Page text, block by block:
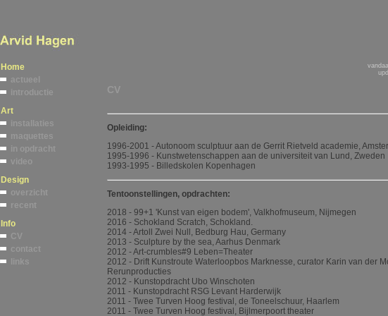
Home
actueel
introductie
Art
installaties
maquettes
in opdracht
video
Design
overzicht
recent
Info
CV
contact
links
CV
Opleiding:
1996-2001 - Autonoom sculptuur aan de Gerrit Rietveld academie,
1995-1996 - Kunstwetenschappen aan de universiteit van Lund, Zweden
1993-1995 - Billedskolen Kopenhagen
Tentoonstellingen, opdrachten:
2018 - 99+1 'Kunst van eigen bodem', Valkhofmuseum, Nijmegen
2016 - Schokland Scratch, Schokland.
2014 - Artoll Zwei Null, Bedburg Hau, Germany
2013 - Sculpture by the sea, Aarhus Denmark
2012 - Art-crumbles#9 Leben=Theater
2012 - Drift Kunstroute Waterloopbos Marknesse, curator Karin van der
Rerunproducties
2012 - Kunstopdracht Ubo Winschoten
2011 - Kunstopdracht RSG Levant Harderwijk
2011 - Twee Turven Hoog festival, de Toneelschuur, Haarlem
2011 - Twee Turven Hoog festival, Bijlmerpoort theater